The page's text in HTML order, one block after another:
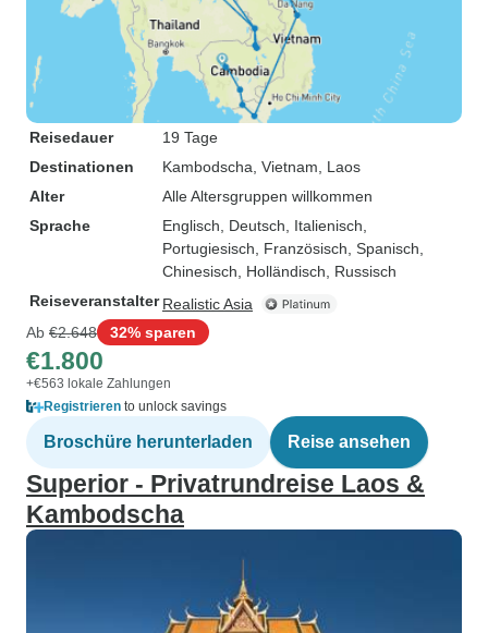
Reisedauer
19 Tage
Destinationen
Kambodscha , Vietnam , Laos
Alter
Alle Altersgruppen willkommen
Sprache
Englisch, Deutsch, Italienisch,
Portugiesisch, Französisch, Spanisch,
Chinesisch, Holländisch, Russisch
Reiseveranstalter Realistic Asia
Ab €2.648 32% sparen
€1.800
+€563 lokale Zahlungen
Registrieren to unlock savings
Broschüre herunterladen Reise ansehen
Superior - Privatrundreise Laos &
Kambodscha